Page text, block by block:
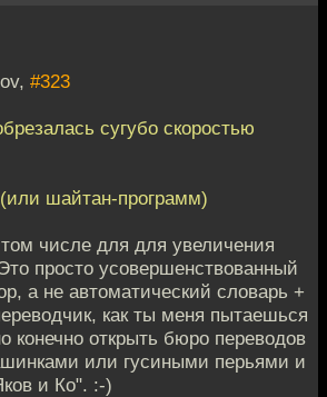
#323
сугубо скоростью
шайтан-программ)
числе для для увеличения
просто усовершенствованный
а не автоматический словарь +
как ты меня пытаешься
конечно открыть бюро переводов
или гусиными перьями и
и Ко". :-)